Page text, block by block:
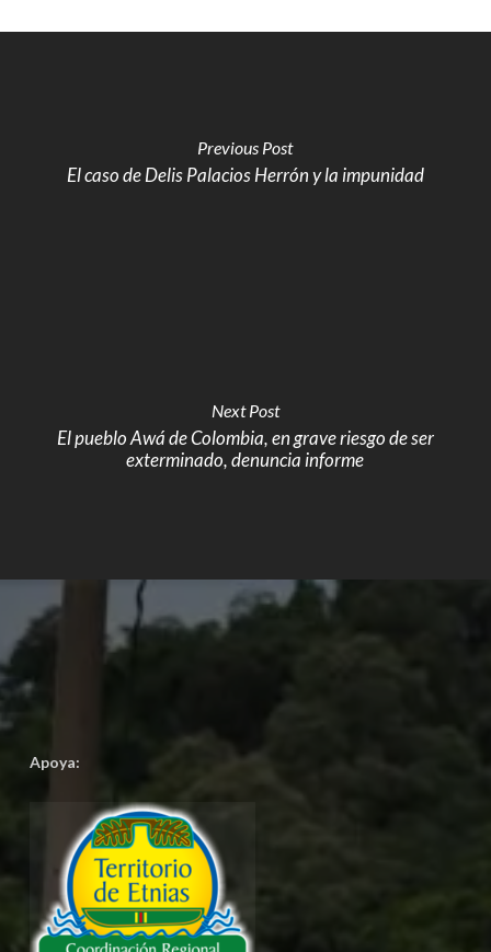
Previous Post
El caso de Delis Palacios Herrón y la impunidad
Next Post
El pueblo Awá de Colombia, en grave riesgo de ser
exterminado, denuncia informe
Apoya: